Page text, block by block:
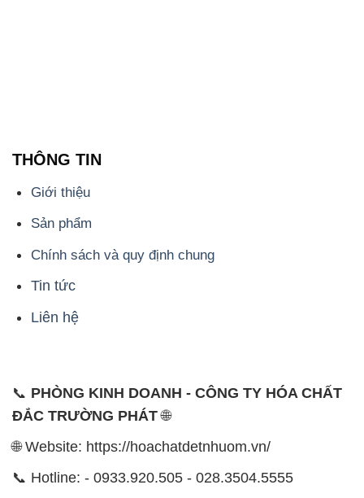
Chính sách và quy định chung
Tin tức
Liên hệ
📞
PHÒNG KINH DOANH - CÔNG TY HÓA CHẤT
ĐẮC TRƯỜNG PHÁT
- 028.3756.1835 - 028.3756.1840 - 028.3756.1841-
0902.765.866